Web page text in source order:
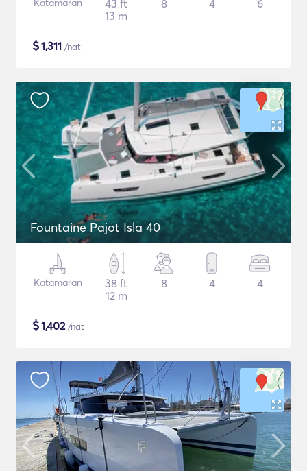
Katamaran
43 ft
13 m
8 4 6
$1,311 /nat
Fountaine Pajot Isla 40
Katamaran
38 ft
12 m
8 4 4
$1,402/nat